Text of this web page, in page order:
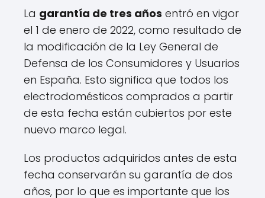
La garantía de tres años entró en vigor
el 1 de enero de 2022, como resultado de
la modificación de la Ley General de
Defensa de los Consumidores y Usuarios
en España. Esto significa que todos los
electrodomésticos comprados a partir
de esta fecha están cubiertos por este
nuevo marco legal.
Los productos adquiridos antes de esta
fecha conservarán su garantía de dos
años, por lo que es importante que los